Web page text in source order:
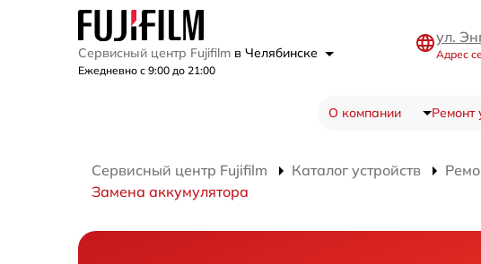
Сервисный центр Fujifilm в Челябинске
Ежедневно с 9:00 до 21:00
ул.
Адрес
О компании Ремонт
Сервисный центр Fujifilm Каталог устройств
Замена аккумулятора